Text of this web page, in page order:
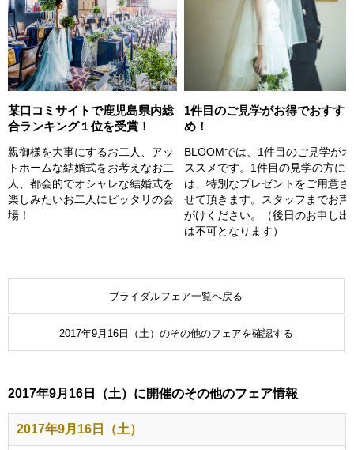
某口コミサイトで鹿児島県内総
合ランキング１位を受賞！
親御様を大事にするお二人、アッ
トホームな結婚式をお考えなお二
人、都会的でオシャレな結婚式を
楽しみたいお二人にピッタリの会
場！
1件目のご見学がお得でおすす
め！
BLOOMでは、1件目のご見学がオ
ススメです。1件目の見学の方に
は、特別なプレゼントをご用意さ
せて頂きます。スタッフまでお声
がけください。（後日のお申し出
は不可となります）
ブライダルフェア一覧へ戻る
2017年9月16日（土）のその他のフェアを確認する
2017年9月16日（土）に開催のその他のフェア情報
2017年9月16日（土）